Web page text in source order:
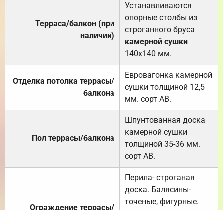
Терраса/балкон (при
наличии)
Устанавливаются
опорные столбы из
строганного бруса
камерной сушки
140х140 мм.
Отделка потолка террасы/
балкона
Евровагонка камерной
сушки толщиной 12,5
мм. сорт АВ.
Пол террасы/балкона
Шпунтованная доска
камерной сушки
толщиной 35-36 мм.
сорт АВ.
Ограждение террасы/
Перила- строганая
доска. Балясины-
точеные, фигурные.